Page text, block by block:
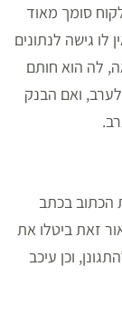
סומך מאוד
לו גישה לנתונים
לה הוא חותם
ואם הבנק
הכתוב בכתב
זאת ביטלו את
וכן עיכב